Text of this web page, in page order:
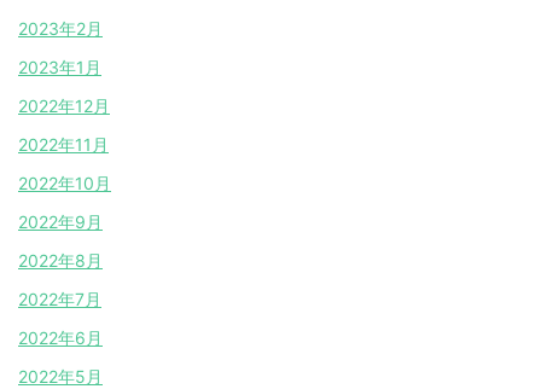
2023年2月
2023年1月
2022年12月
2022年11月
2022年10月
2022年9月
2022年8月
2022年7月
2022年6月
2022年5月